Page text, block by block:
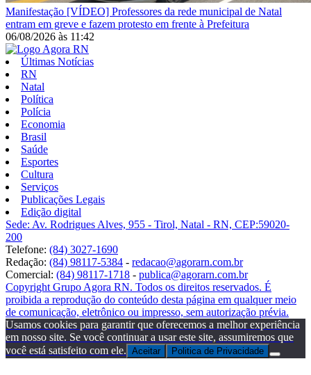
Manifestação [VÍDEO] Professores da rede municipal de Natal
entram em greve e fazem protesto em frente à Prefeitura
06/08/2026 às 11:42
Últimas Notícias
RN
Natal
Política
Polícia
Economia
Brasil
Saúde
Esportes
Cultura
Serviços
Publicações Legais
Edição digital
Sede: Av. Rodrigues Alves, 955 - Tirol, Natal - RN, CEP:59020-
200
Telefone: (84) 3027-1690
Redação: (84) 98117-5384 - redacao@agorarn.com.br
Comercial: (84) 98117-1718 - publica@agorarn.com.br
Copyright Grupo Agora RN. Todos os direitos reservados. É
proibida a reprodução do conteúdo desta página em qualquer meio
de comunicação, eletrônico ou impresso, sem autorização prévia.
Usamos cookies para garantir que oferecemos a melhor experiência
em nosso site. Se você continuar a usar este site, assumiremos que
você está satisfeito com ele. Aceitar Politica de Privacidade